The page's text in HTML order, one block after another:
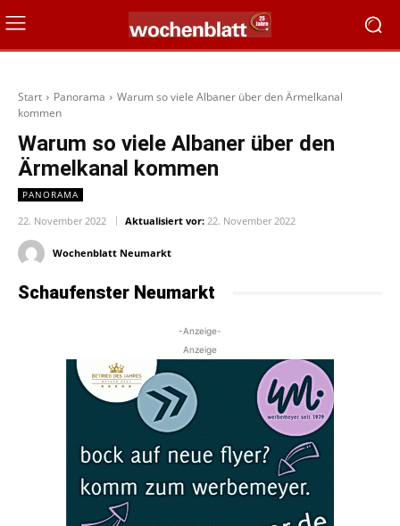
Start Panorama
Warum so viele Albaner über den Ärmelkanal
kommen
Warum so viele Albaner über den
Ärmelkanal kommen
PANORAMA
22. November 2022 Aktualisiert vor: 22. November 2022
Wochenblatt Neumarkt
Schaufenster Neumarkt
-Anzeige-
Anzeige